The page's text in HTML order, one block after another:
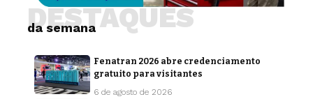
da semana
DESTAQUES
Fenatran 2026 abre credenciamento
gratuito para visitantes
6 de agosto de 2026